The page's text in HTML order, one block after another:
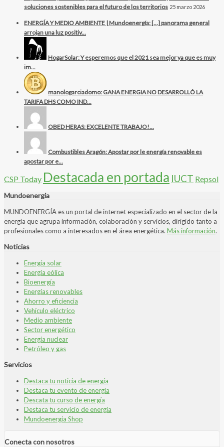
soluciones sostenibles para el futuro de los territorios 25 marzo 2026
ENERGÍA Y MEDIO AMBIENTE | Mundoenergía: […] panorama general
arrojan una luz positiv...
HogarSolar: Y esperemos que el 2021 sea mejor ya que es muy
im...
manologarciadomo: GANA ENERGIA NO DESARROLLÓ LA
TARIFA DHS COMO IND...
OBED HERAS: EXCELENTE TRABAJO!...
Combustibles Aragón: Apostar por le energía renovable es
apostar por e...
CSP Today Destacada en portada IUCT Repsol
Mundoenergia
MUNDOENERGÍA es un portal de internet especializado en el sector de la
energía que agrupa información, colaboración y servicios, dirigido tanto a
profesionales como a interesados en el área energética. Más información.
Noticias
Energía solar
Energía eólica
Bioenergía
Energías renovables
Ahorro y eficiencia
Vehículo eléctrico
Medio ambiente
Sector energético
Energía nuclear
Petróleo y gas
Servicios
Destaca tu noticia de energía
Destaca tu evento de energía
Descata tu curso de energía
Destaca tu servicio de energía
Mundoenergia Shop
Conecta con nosotros